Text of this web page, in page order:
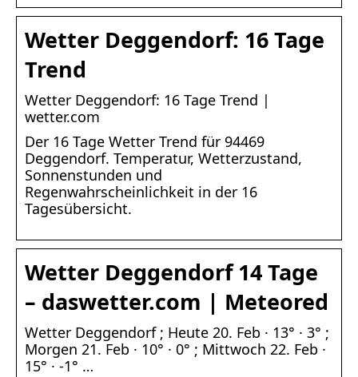
Wetter Deggendorf: 16 Tage
Trend
Wetter Deggendorf: 16 Tage Trend |
wetter.com
Der 16 Tage Wetter Trend für 94469
Deggendorf. Temperatur, Wetterzustand,
Sonnenstunden und
Regenwahrscheinlichkeit in der 16
Tagesübersicht.
Wetter Deggendorf 14 Tage
– daswetter.com | Meteored
Wetter Deggendorf ; Heute 20. Feb · 13° · 3° ;
Morgen 21. Feb · 10° · 0° ; Mittwoch 22. Feb ·
15° · -1° …